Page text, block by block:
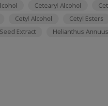
Cetearyl Alcohol
Cetyl Alcohol
Cetyl Esters
Extract
Helianthus